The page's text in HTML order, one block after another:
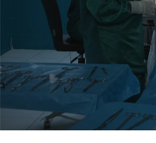
Sesi
Aç
Yüklendi